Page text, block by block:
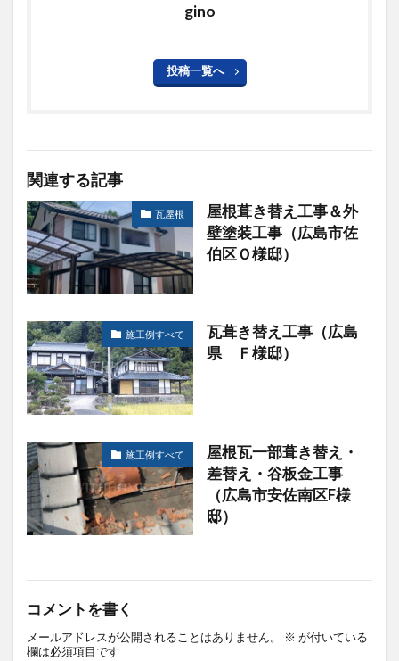
gino
投稿一覧へ
関連する記事
瓦屋根
屋根葺き替え工事＆外
壁塗装工事（広島市佐
伯区Ｏ様邸）
施工例すべて
瓦葺き替え工事（広島
県 Ｆ様邸）
施工例すべて
屋根瓦一部葺き替え・
差替え・谷板金工事
（広島市安佐南区F様
邸）
コメントを書く
メールアドレスが公開されることはありません。 ※ が付いている
欄は必須項目です